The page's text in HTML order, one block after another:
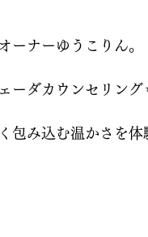
ーナーゆうこりん。
ーダカウンセリング
包み込む温かさを